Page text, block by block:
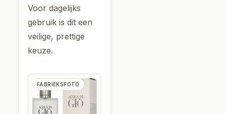
Voor dagelijks
gebruik is dit een
veilige, prettige
keuze.
FABRIEKSFOTO